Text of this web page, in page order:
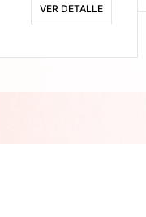
VER DETALLE